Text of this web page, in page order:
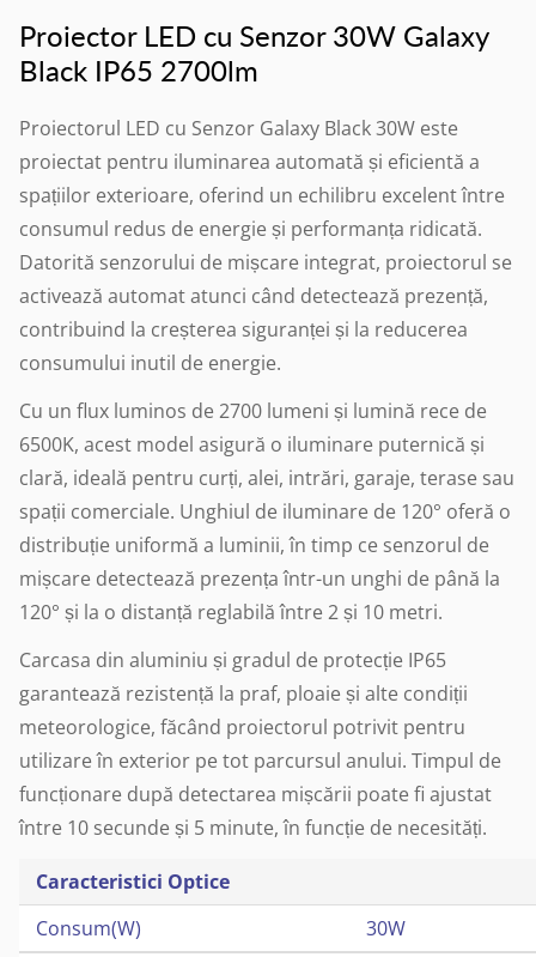
Proiector LED cu Senzor 30W Galaxy
Black IP65 2700lm
Proiectorul LED cu Senzor Galaxy Black 30W este
proiectat pentru iluminarea automată și eficientă a
spațiilor exterioare, oferind un echilibru excelent între
consumul redus de energie și performanța ridicată.
Datorită senzorului de mișcare integrat, proiectorul se
activează automat atunci când detectează prezență,
contribuind la creșterea siguranței și la reducerea
consumului inutil de energie.
Cu un flux luminos de 2700 lumeni și lumină rece de
6500K, acest model asigură o iluminare puternică și
clară, ideală pentru curți, alei, intrări, garaje, terase sau
spații comerciale. Unghiul de iluminare de 120° oferă o
distribuție uniformă a luminii, în timp ce senzorul de
mișcare detectează prezența într-un unghi de până la
120° și la o distanță reglabilă între 2 și 10 metri.
Carcasa din aluminiu și gradul de protecție IP65
garantează rezistență la praf, ploaie și alte condiții
meteorologice, făcând proiectorul potrivit pentru
utilizare în exterior pe tot parcursul anului. Timpul de
funcționare după detectarea mișcării poate fi ajustat
între 10 secunde și 5 minute, în funcție de necesități.
Caracteristici Optice
Consum(W)
30W